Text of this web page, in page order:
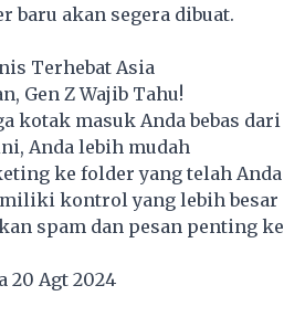
baru akan segera dibuat.
Terhebat Asia
Gen Z Wajib Tahu!
kotak masuk Anda bebas dari
Anda lebih mudah
ke folder yang telah Anda
kontrol yang lebih besar
spam dan pesan penting ke
20 Agt 2024